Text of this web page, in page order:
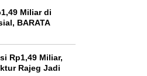
Miliar di
BARATA
Rp1,49 Miliar,
Rajeg Jadi